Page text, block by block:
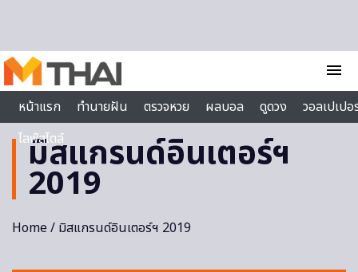
menu
หน้าแรก
ทำนายฝัน ตรวจหวย ผลบอล ดูดวง
วอลเปเป
ไลฟ์สไตล์
มิสแกรนด์อินเตอร์ฯ
2019
Home/ มิสแกรนด์อินเตอร์ฯ 2019